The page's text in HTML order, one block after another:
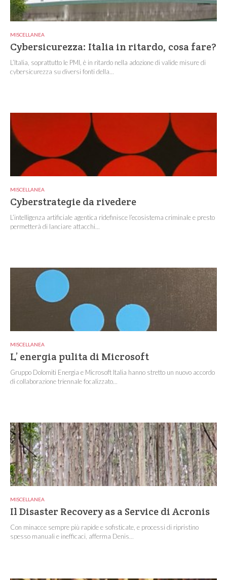
MISCELLANEA
Cybersicurezza: Italia in ritardo, cosa fare?
L’Italia, soprattutto le PMI, è in ritardo nella adozione di valide misure di
cybersicurezza su diversi fonti della...
MISCELLANEA
Cyberstrategie da rivedere
L’intelligenza artificiale agentica ridefinisce l’ecosistema criminale e presto
permetterà di lanciare attacchi...
MISCELLANEA
L’ energia pulita di Microsoft
Gruppo Dolomiti Energia e Microsoft Italia hanno stretto un nuovo accordo
di collaborazione triennale focalizzato...
MISCELLANEA
Il Disaster Recovery as a Service di Acronis
Con minacce sempre più rapide e sofisticate, e processi di ripristino
spesso manuali e inefficaci, afferma Denis...